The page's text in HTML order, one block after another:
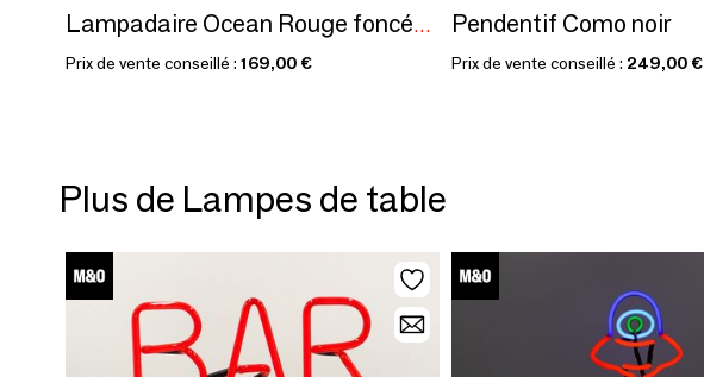
Lampadaire Ocean Rouge foncé/laiton
Prix de vente conseillé : 169,00 €
Pendentif Como noir
Prix de vente conseillé : 249,00 €
Plus de Lampes de table